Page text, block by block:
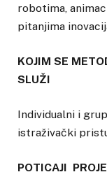
robotima,
pitanjima
KOJIM SE
SLUŽI
Individualni i
istraživački
POTICAJI